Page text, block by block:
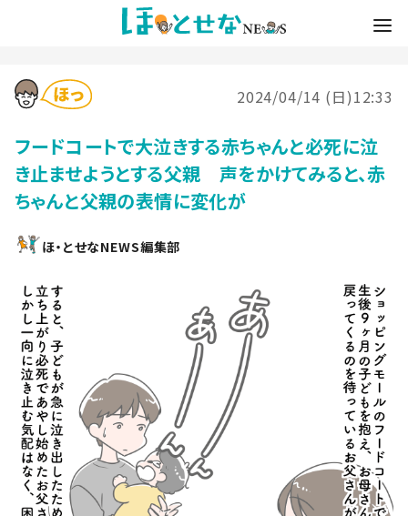
2024/04/14 (日)12:33
フードコートで大泣きする赤ちゃんと必死に泣
き止ませようとする父親 声をかけてみると、赤
ちゃんと父親の表情に変化が
ほ・とせなNEWS編集部